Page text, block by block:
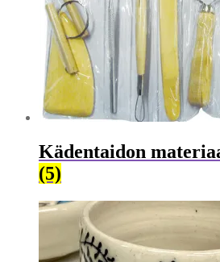
Kädentaidon
(5)